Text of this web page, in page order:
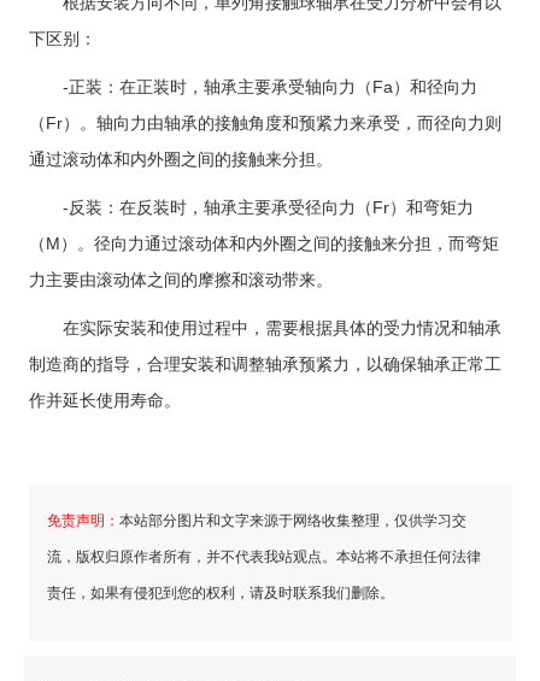
下区别：
-正装：在正装时，轴承主要承受轴向力（Fa）和径向力
（Fr）。轴向力由轴承的接触角度和预紧力来承受，而径向力则
通过滚动体和内外圈之间的接触来分担。
-反装：在反装时，轴承主要承受径向力（Fr）和弯矩力
（M）。径向力通过滚动体和内外圈之间的接触来分担，而弯矩
力主要由滚动体之间的摩擦和滚动带来。
在实际安装和使用过程中，需要根据具体的受力情况和轴承
制造商的指导，合理安装和调整轴承预紧力，以确保轴承正常工
作并延长使用寿命。
免责声明： 本站部分图片和文字来源于网络收集整理，仅供学习交
流，版权归原作者所有，并不代表我站观点。本站将不承担任何法律
责任，如果有侵犯到您的权利，请及时联系我们删除。